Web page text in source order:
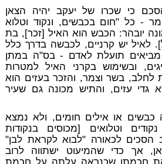
כי שכרו של יעקב יהיה הצאן
- כל "חום בכבשים, ונקוד וטלוא
יובהר: הכבש הוא האיל [זכר], בת
לאיל יש קרניים, לכבשה בדרך כלל
מביאים תועלת לאדם - בס"ה במתן
ובשימוש בקרני האיל למטרות
בשר וצמר, והזכר בעזים הוא
גדי עזים, והתיש מכונה גם שעיר
או אילים חומים, ולא נמצא
וטלואים [מכוסים בנקודות
הסכים לכאורה "לבוא לקראת לבן"
אך כדי שהמיעוט ישתווה לרוב
את חכמתו שכנראה עלתה על חכמת